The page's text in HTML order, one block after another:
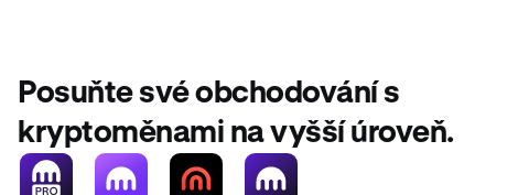
Posuňte své obchodování s
kryptoměnami na vyšší úroveň.